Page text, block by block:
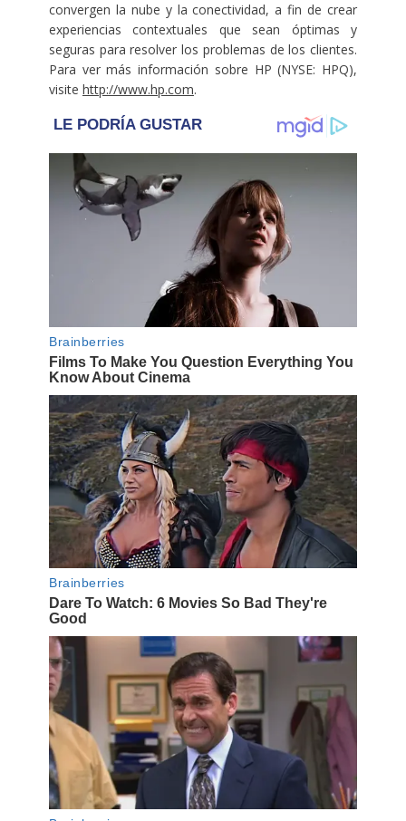
convergen la nube y la conectividad, a fin de crear
experiencias contextuales que sean óptimas y
seguras para resolver los problemas de los clientes.
Para ver más información sobre HP (NYSE: HPQ),
visite http://www.hp.com.